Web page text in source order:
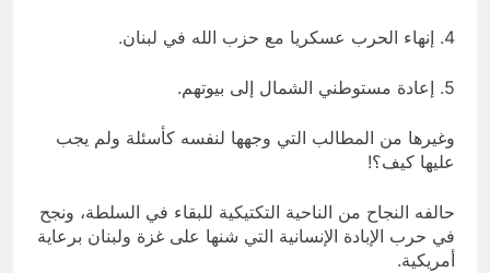
4. إنهاء الحرب عسكريا مع حزب الله في لبنان.
5. إعادة مستوطني الشمال إلى بيوتهم.
وغيرها من المطالب التي وجهها لنفسه كأسئلة ولم يجب
عليها كيف؟!
حالفه النجاح من الناحية التكتيكية للبقاء في السلطة، ونجح
في حرب الإبادة الإنسانية التي شنها على غزة ولبنان برعاية
أمريكية.